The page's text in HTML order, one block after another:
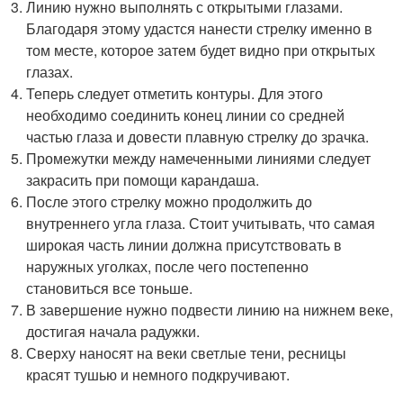
Линию нужно выполнять с открытыми глазами.
Благодаря этому удастся нанести стрелку именно в
том месте, которое затем будет видно при открытых
глазах.
Теперь следует отметить контуры. Для этого
необходимо соединить конец линии со средней
частью глаза и довести плавную стрелку до зрачка.
Промежутки между намеченными линиями следует
закрасить при помощи карандаша.
После этого стрелку можно продолжить до
внутреннего угла глаза. Стоит учитывать, что самая
широкая часть линии должна присутствовать в
наружных уголках, после чего постепенно
становиться все тоньше.
В завершение нужно подвести линию на нижнем веке,
достигая начала радужки.
Сверху наносят на веки светлые тени, ресницы
красят тушью и немного подкручивают.